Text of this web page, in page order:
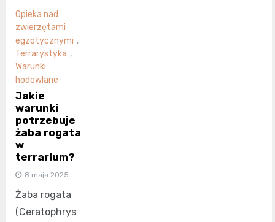
Opieka nad
zwierzętami
egzotycznymi ,
Terrarystyka ,
Warunki
hodowlane
Jakie
warunki
potrzebuje
żaba rogata
w
terrarium?
8 maja 2025
Żaba rogata
(Ceratophrys